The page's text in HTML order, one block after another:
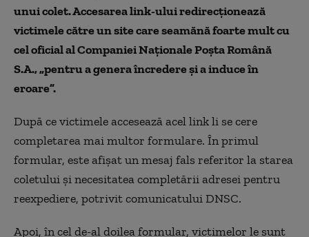
unui colet. Accesarea link-ului redirecţionează
victimele către un site care seamănă foarte mult cu
cel oficial al Companiei Naţionale Poşta Română
S.A., „pentru a genera încredere şi a induce în
eroare”.
După ce victimele accesează acel link li se cere
completarea mai multor formulare. În primul
formular, este afişat un mesaj fals referitor la starea
coletului şi necesitatea completării adresei pentru
reexpediere, potrivit comunicatului DNSC.
Apoi, în cel de-al doilea formular, victimelor le sunt